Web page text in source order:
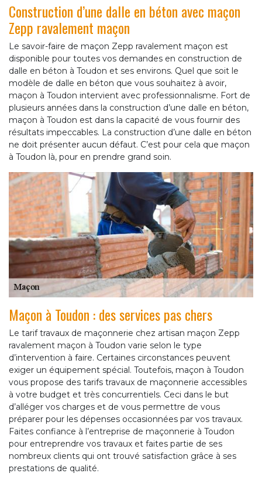
Construction d’une dalle en béton avec maçon
Zepp ravalement maçon
Le savoir-faire de maçon Zepp ravalement maçon est
disponible pour toutes vos demandes en construction de
dalle en béton à Toudon et ses environs. Quel que soit le
modèle de dalle en béton que vous souhaitez à avoir,
maçon à Toudon intervient avec professionnalisme. Fort de
plusieurs années dans la construction d’une dalle en béton,
maçon à Toudon est dans la capacité de vous fournir des
résultats impeccables. La construction d’une dalle en béton
ne doit présenter aucun défaut. C’est pour cela que maçon
à Toudon là, pour en prendre grand soin.
Maçon à Toudon : des services pas chers
Le tarif travaux de maçonnerie chez artisan maçon Zepp
ravalement maçon à Toudon varie selon le type
d’intervention à faire. Certaines circonstances peuvent
exiger un équipement spécial. Toutefois, maçon à Toudon
vous propose des tarifs travaux de maçonnerie accessibles
à votre budget et très concurrentiels. Ceci dans le but
d’alléger vos charges et de vous permettre de vous
préparer pour les dépenses occasionnées par vos travaux.
Faites confiance à l’entreprise de maçonnerie à Toudon
pour entreprendre vos travaux et faites partie de ses
nombreux clients qui ont trouvé satisfaction grâce à ses
prestations de qualité.